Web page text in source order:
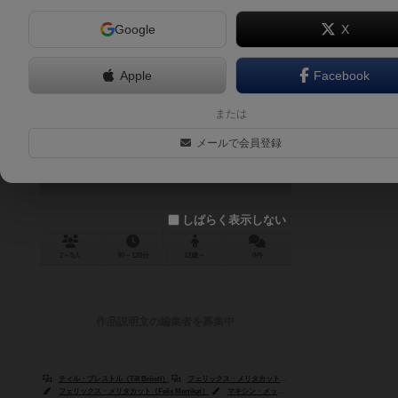
イーオス：天使の島
ティル・ブレストル（Till Bröstl）
フェリックス・メリタカット（Felix Mertikat）
フェリックス・メリタカット（Felix Mertikat）
マキシン・メッツガー（Maxine Metzger）
Google X
Apple Facebook
または
メールで会員登録
しばらく表示しない